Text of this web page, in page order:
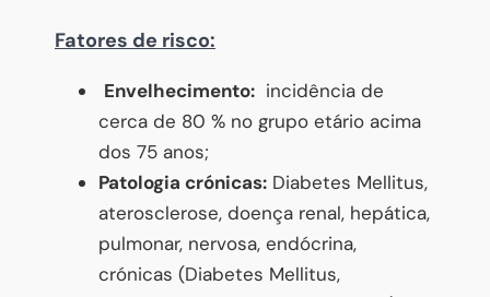
Fatores de risco:
Envelhecimento: incidência de
cerca de 80 % no grupo etário acima
dos 75 anos;
Patologia crónicas: Diabetes Mellitus,
aterosclerose, doença renal, hepática,
pulmonar, nervosa, endócrina,
crónicas (Diabetes Mellitus,